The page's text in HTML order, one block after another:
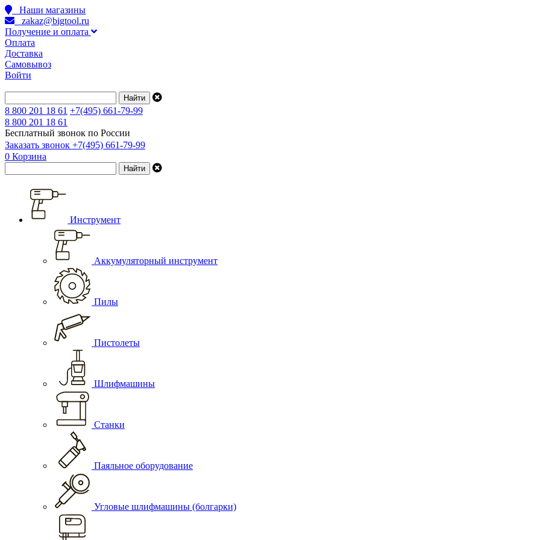
Наши магазины
zakaz@bigtool.ru
Получение и оплата
Оплата
Доставка
Самовывоз
Войти
8 800 201 18 61 +7(495) 661-79-99
8 800 201 18 61
Бесплатный звонок по России
Заказать звонок +7(495) 661-79-99
0 Корзина
Инструмент
Аккумуляторный инструмент
Пилы
Пистолеты
Шлифмашины
Станки
Паяльное оборудование
Угловые шлифмашины (болгарки)